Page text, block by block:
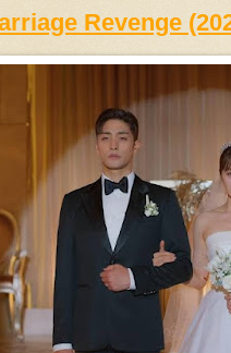
Revenge